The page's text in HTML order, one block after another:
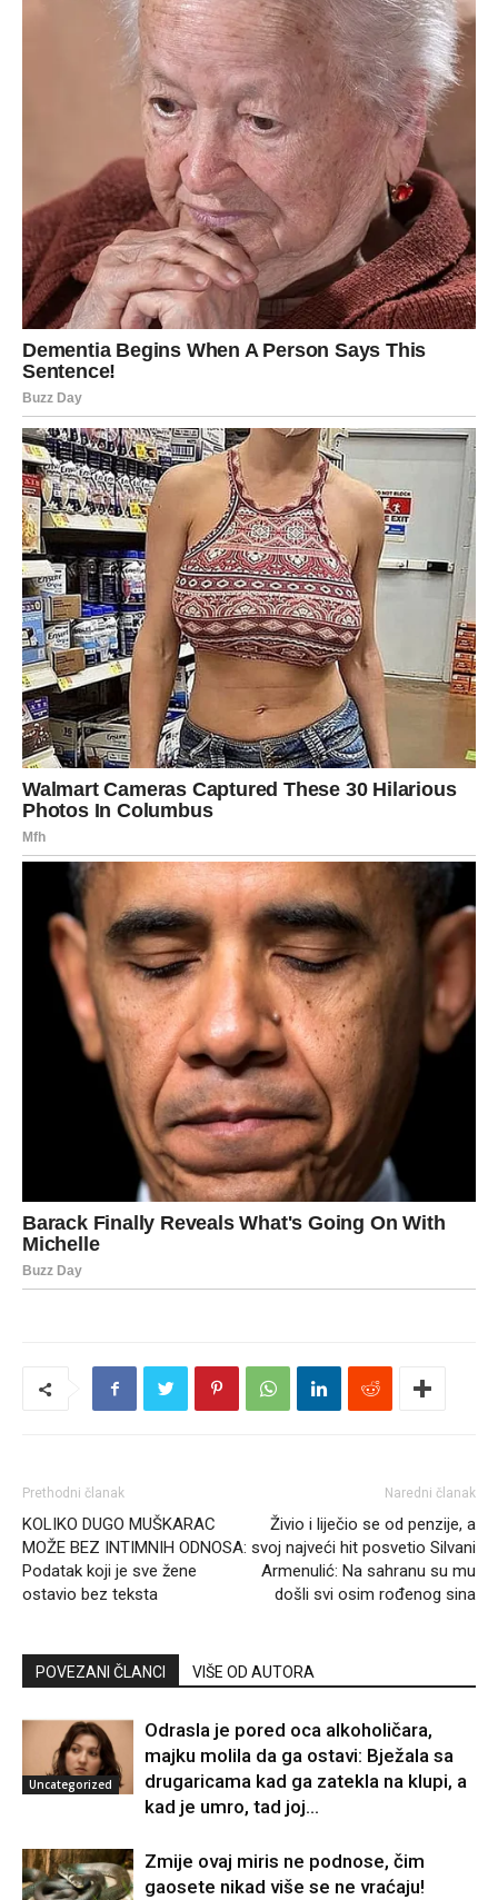
Prethodni članak
KOLIKO DUGO MUŠKARAC
MOŽE BEZ INTIMNIH ODNOSA:
Podatak koji je sve žene
ostavio bez teksta
Naredni članak
Živio i liječio se od penzije, a
svoj najveći hit posvetio Silvani
Armenulić: Na sahranu su mu
došli svi osim rođenog sina
POVEZANI ČLANCI VIŠE OD AUTORA
Uncategorized
Odrasla je pored oca alkoholičara,
majku molila da ga ostavi: Bježala sa
drugaricama kad ga zatekla na klupi, a
kad je umro, tad joj...
Zmije ovaj miris ne podnose, čim
gaosete nikad više se ne vraćaju!